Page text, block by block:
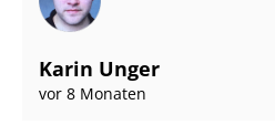
Karin Unger
vor 8 Monaten